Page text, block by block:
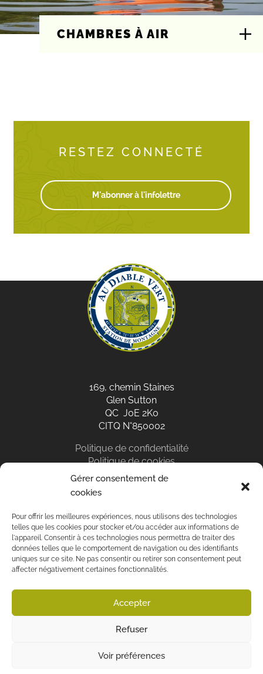
Gérer consentement de
cookies
Pour offrir les meilleures expériences, nous utilisons des technologies
telles que les cookies pour stocker et/ou accéder aux informations de
l'appareil. Consentir à ces technologies nous permettra de traiter des
données telles que le comportement de navigation ou des identifiants
uniques sur ce site. Ne pas consentir ou retirer son consentement peut
affecter négativement certaines fonctionnalités.
Accepter
Refuser
Voir préférences
CHAMBRES À AIR
RESTEZ CONNECTÉ
M'abonner à l'infolettre
169, chemin Staines
Glen Sutton
QC J0E 2K0
CITQ N°850002
Politique de confidentialité
Politique de cookies
©2021 Au Diable Vert - CITQ N°850002 - Tous droits réservés